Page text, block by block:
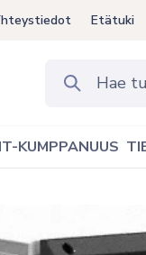
Etätuki
IT-KUMPPANUUS